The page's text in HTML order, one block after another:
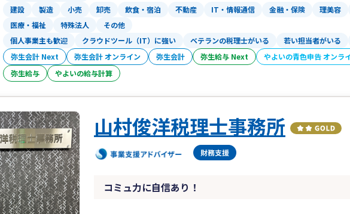
建設
製造 小売 卸売 飲食・宿泊 不動産 IT・情報通信 金融・保険 理美容
医療・福祉
特殊法人
その他
個人事業主も歓迎
クラウドツール（IT）に強い ベテランの税理士がいる 若い担当者がいる
弥生会計 Next
弥生会計 オンライン 弥生会計 弥生給与 Next やよいの青色申告 オンラ
弥生給与
やよいの給与計算
山村俊洋税理士事務所
コミュ力に自信あり！